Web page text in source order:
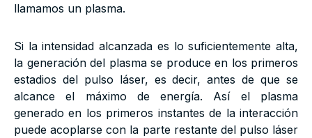
llamamos un plasma.
Si la intensidad alcanzada es lo suficientemente alta,
la generación del plasma se produce en los primeros
estadios del pulso láser, es decir, antes de que se
alcance el máximo de energía. Así el plasma
generado en los primeros instantes de la interacción
puede acoplarse con la parte restante del pulso láser